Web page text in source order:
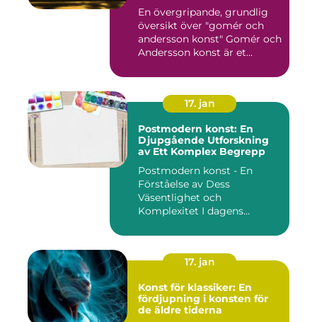
En övergripande, grundlig
översikt över "gomér och
andersson konst" Gomér och
Andersson konst är et...
17. jan
Postmodern konst: En
Djupgående Utforskning
av Ett Komplex Begrepp
Postmodern konst - En
Förståelse av Dess
Väsentlighet och
Komplexitet I dagens
17. jan
Konst för klassiker: En
fördjupning i konsten för
de äldre tiderna